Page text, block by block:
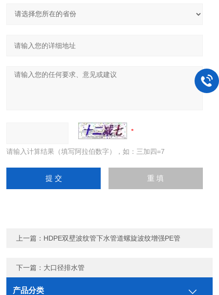
请输入计算结果（填写阿拉伯数字），如：三加四=7
上一篇： HDPE双壁波纹管下水管道螺旋波纹增强PE管
下一篇： 大口径排水管
产品分类